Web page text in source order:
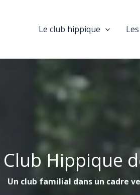
Le club hippique
Club Hippique
Un club familial dans un cadre